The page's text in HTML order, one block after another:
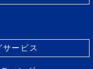
サービス